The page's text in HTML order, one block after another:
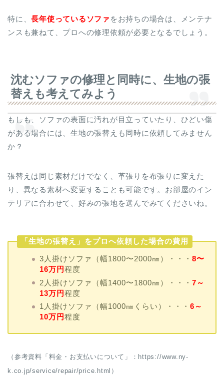
特に、長年使っているソファ をお持ちの場合は、メンテナ
ンスも兼ねて、プロへの修理依頼が必要となるでしょう。
沈むソファの修理と同時に、生地の張
替えも考えてみよう
もしも、ソファの表面に汚れが目立っていたり、ひどい傷
がある場合には、生地の張替えも同時に依頼してみません
か？
張替えは同じ素材だけでなく、革張りを布張りに変えた
り、異なる素材へ変更することも可能です。お部屋のイン
テリアに合わせて、好みの張地を選んでみてくださいね。
「生地の張替え」をプロへ依頼した場合の費用
3人掛けソファ（幅1800〜2000㎜）・・・ 8〜
16万円程度
2人掛けソファ（幅1400〜1800㎜）・・・ 7～
13万円程度
1人掛けソファ（幅1000㎜くらい）・・・ 6～
10万円程度
（参考資料「料金・お支払いについて」：https://www.ny-
k.co.jp/service/repair/price.html）